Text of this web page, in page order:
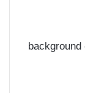
background